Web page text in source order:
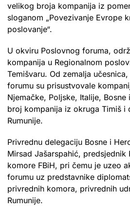
velikog broja kompanija iz
sloganom „Povezivanje Evrope
poslovanje“.
U okviru Poslovnog foruma,
kompanija u Regionalnom
Temišvaru. Od zemalja
forumu su prisustvovale
Njemačke, Poljske, Italije,
broj kompanija iz okruga Timiš i
Rumunije.
Privrednu delegaciju Bosne i
Mirsad Jašarspahić, predsjednik
komore FBiH, pri čemu je uzeo
forumu uz predstavnike
privrednih komora, privrednih
Rumunije.